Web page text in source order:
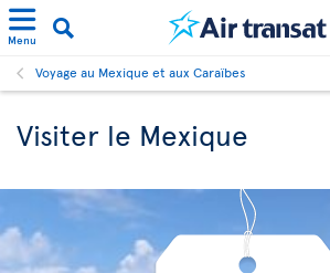
Menu
Voyage au Mexique et aux Caraïbes
Visiter le Mexique